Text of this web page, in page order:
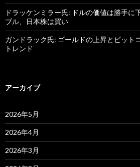
ドラッケンミラー氏: ドルの価値は勝手に
ブル、日本株は買い
ガンドラック氏: ゴールドの上昇とビット
トレンド
アーカイブ
2026年5月
2026年4月
2026年3月